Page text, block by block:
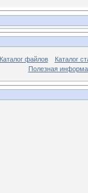
Каталог файлов
Каталог
Полезная